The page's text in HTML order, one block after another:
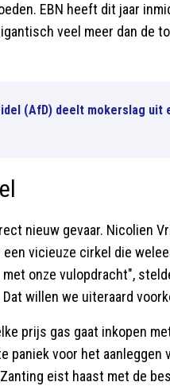
EBN heeft dit jaar
veel meer dan de
(AfD) deelt mokerslag
nieuw gevaar. Nicolien
vicieuze cirkel die
onze vulopdracht",
willen we uiteraard
prijs gas gaat inkopen
paniek voor het
eist haast met de